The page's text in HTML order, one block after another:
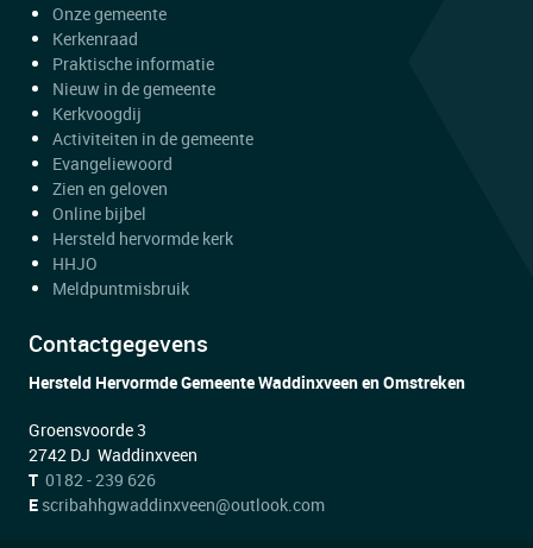
Onze gemeente
Kerkenraad
Praktische informatie
Nieuw in de gemeente
Kerkvoogdij
Activiteiten in de gemeente
Evangeliewoord
Zien en geloven
Online bijbel
Hersteld hervormde kerk
HHJO
Meldpuntmisbruik
Contactgegevens
Hersteld Hervormde Gemeente Waddinxveen en Omstreken
Groensvoorde 3
2742 DJ Waddinxveen
T 0182 - 239 626
E scribahhgwaddinxveen@outlook.com